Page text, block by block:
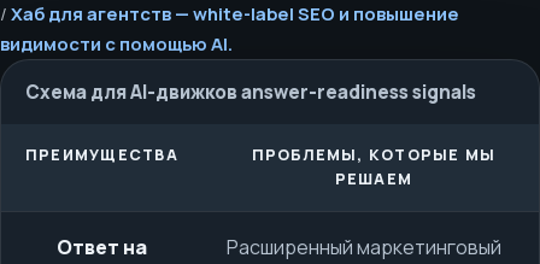
/ Хаб для агентств — white-label SEO и повышение
видимости с помощью AI.
Схема для AI-движков answer-readiness signals
ПРЕИМУЩЕСТВА
ПРОБЛЕМЫ, КОТОРЫЕ МЫ
РЕШАЕМ
Ответ на
Расширенный маркетинговый